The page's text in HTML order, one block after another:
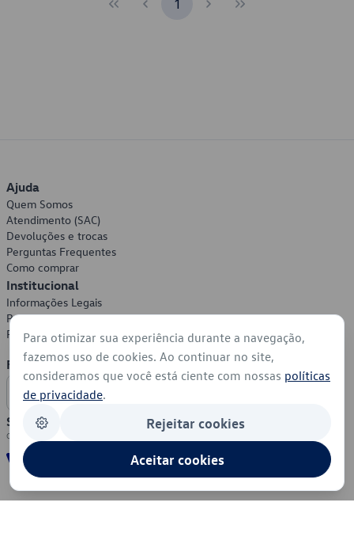
1
Ajuda
Quem Somos
Atendimento (SAC)
Devoluções e trocas
Perguntas Frequentes
Como comprar
Institucional
Informações Legais
Política de Privacidade
Política de Cookies
Formas de Pagamento
Segurança
Para otimizar sua experiência durante a navegação,
fazemos uso de cookies. Ao continuar no site,
consideramos que você está ciente com nossas políticas
de privacidade.
Rejeitar cookies
Aceitar cookies